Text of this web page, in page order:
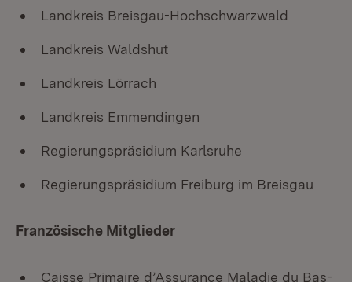
Landkreis Breisgau-Hochschwarzwald
Landkreis Waldshut
Landkreis Lörrach
Landkreis Emmendingen
Regierungspräsidium Karlsruhe
Regierungspräsidium Freiburg im Breisgau
Französische Mitglieder
Caisse Primaire d’Assurance Maladie du Bas-